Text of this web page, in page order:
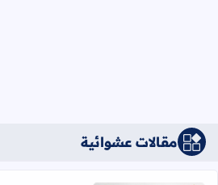
مقالات عشوائية